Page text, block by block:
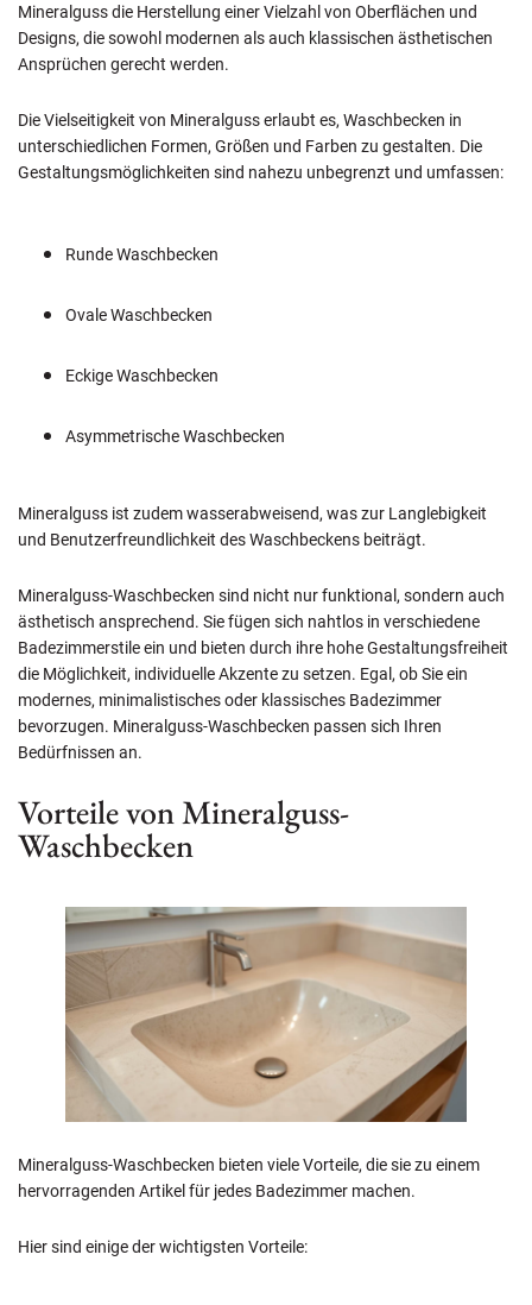
Mineralguss die Herstellung einer Vielzahl von Oberflächen und
Designs, die sowohl modernen als auch klassischen ästhetischen
Ansprüchen gerecht werden.
Die Vielseitigkeit von Mineralguss erlaubt es, Waschbecken in
unterschiedlichen Formen, Größen und Farben zu gestalten. Die
Gestaltungsmöglichkeiten sind nahezu unbegrenzt und umfassen:
Runde Waschbecken
Ovale Waschbecken
Eckige Waschbecken
Asymmetrische Waschbecken
Mineralguss ist zudem wasserabweisend, was zur Langlebigkeit
und Benutzerfreundlichkeit des Waschbeckens beiträgt.
Mineralguss-Waschbecken sind nicht nur funktional, sondern auch
ästhetisch ansprechend. Sie fügen sich nahtlos in verschiedene
Badezimmerstile ein und bieten durch ihre hohe Gestaltungsfreiheit
die Möglichkeit, individuelle Akzente zu setzen. Egal, ob Sie ein
modernes, minimalistisches oder klassisches Badezimmer
bevorzugen. Mineralguss-Waschbecken passen sich Ihren
Bedürfnissen an.
Vorteile von Mineralguss-
Waschbecken
Mineralguss-Waschbecken bieten viele Vorteile, die sie zu einem
hervorragenden Artikel für jedes Badezimmer machen.
Hier sind einige der wichtigsten Vorteile: